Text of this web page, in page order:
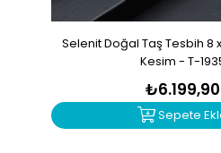
Selenit Doğal Taş Tesbih 8
Kesim - T-
₺6.199,90
Sepete